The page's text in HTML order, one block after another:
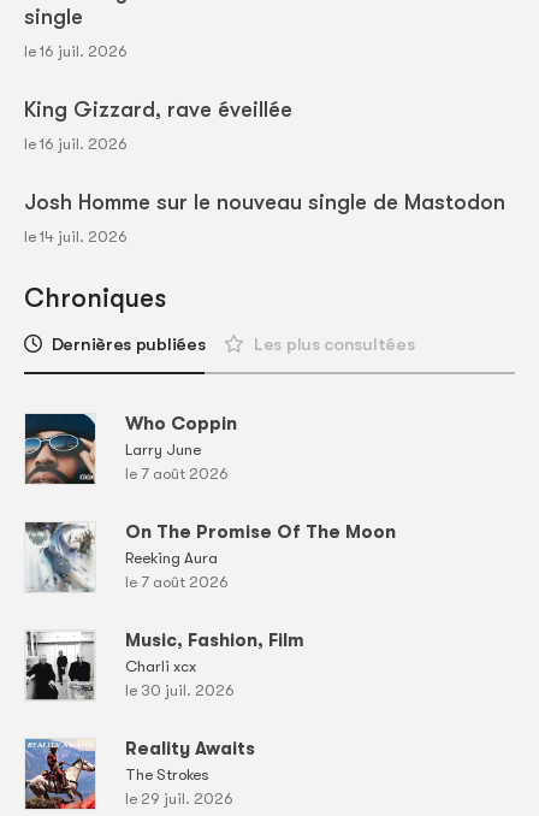
single
le 16 juil. 2026
King Gizzard, rave éveillée
le 16 juil. 2026
Josh Homme sur le nouveau single de Mastodon
le 14 juil. 2026
Chroniques
Dernières publiées Les plus consultées
Who Coppin
Larry June
le 7 août 2026
On The Promise Of The Moon
Reeking Aura
le 7 août 2026
Music, Fashion, Film
Charli xcx
le 30 juil. 2026
Reality Awaits
The Strokes
le 29 juil. 2026